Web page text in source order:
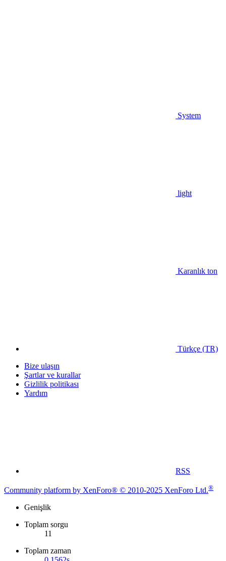
System
light
Karanlık ton
Türkçe (TR)
Bize ulaşın
Şartlar ve kurallar
Gizlilik politikası
Yardım
RSS
Community platform by XenForo® © 2010-2025 XenForo Ltd.®
Genişlik
Toplam sorgu
11
Toplam zaman